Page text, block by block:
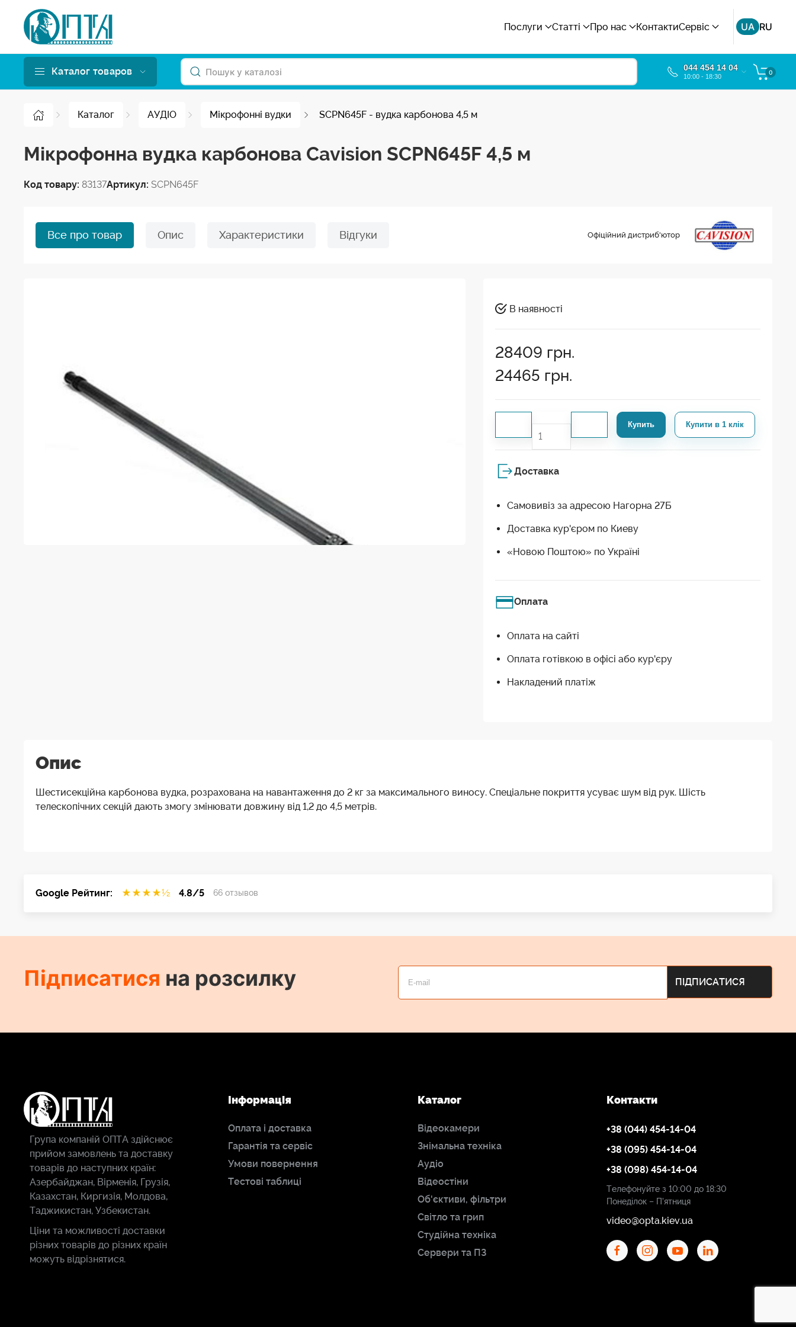
Послуги Статті Про нас КонтактиСервіс UA RU
Каталог товаров 044 454 14 04
10:00 - 18:30
0
Каталог АУДІО Мікрофонні вудки SCPN645F - вудка карбонова 4,5 м
Мікрофонна вудка карбонова Cavision SCPN645F 4,5 м
Код товару: 83137Артикул: SCPN645F
Все про товар Опис Характеристики Відгуки Офіційний дистриб'ютор
В наявності
28409 грн.
24465 грн.
Купить Купити в 1 клік
Доставка
Самовивіз за адресою Нагорна 27Б
Доставка кур'єром по Киеву
«Новою Поштою» по Україні
Оплата
Оплата на сайті
Оплата готівкою в офісі або кур'єру
Накладений платіж
Опис
Шестисекційна карбонова вудка, розрахована на навантаження до 2 кг за максимального виносу. Спеціальне покриття усуває шум від рук. Шість
телескопічних секцій дають змогу змінювати довжину від 1,2 до 4,5 метрів.
Google Рейтинг: ★ ★ ★ ★½ 4.8/5 66 отзывов
Підписатися на розсилку
Група компаній ОПТА здійснює
прийом замовлень та доставку
товарів до наступних країн:
Азербайджан, Вірменія, Грузія,
Казахстан, Киргизія, Молдова,
Таджикистан, Узбекистан.
Ціни та можливості доставки
різних товарів до різних країн
можуть відрізнятися.
Інформація
Оплата і доставка
Гарантія та сервіс
Умови повернення
Тестові таблиці
Каталог
Відеокамери
Знімальна техніка
Аудіо
Відеостіни
Об'єктиви, фільтри
Світло та грип
Студійна техніка
Сервери та ПЗ
Контакти
+38 (044) 454-14-04
+38 (095) 454-14-04
+38 (098) 454-14-04
Телефонуйте з 10:00 до 18:30
Понеділок – П'ятниця
video@opta.kiev.ua